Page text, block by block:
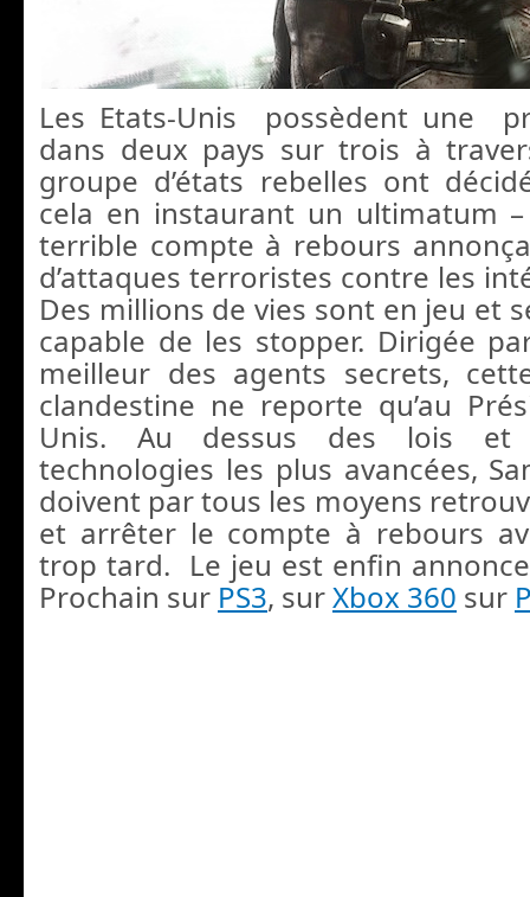
Les Etats-Unis possèdent une
dans deux pays sur trois à
groupe d’états rebelles ont
cela en instaurant un ultimatum
terrible compte à rebours
d’attaques terroristes contre les
Des millions de vies sont en jeu et
capable de les stopper. Dirigée
meilleur des agents secrets,
clandestine ne reporte qu’au
Unis. Au dessus des lois et
technologies les plus avancées,
doivent par tous les moyens
et arrêter le compte à rebours
trop tard. Le jeu est enfin
Prochain sur PS3, surXbox 360 sur